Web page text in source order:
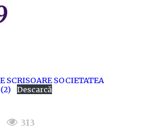
SCRISOARE SOCIETATEA
Descarcă
313